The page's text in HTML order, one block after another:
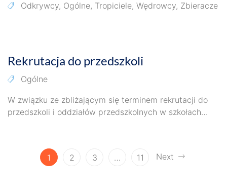
Odkrywcy, Ogólne, Tropiciele, Wędrowcy, Zbieracze
Rekrutacja do przedszkoli
Ogólne
W związku ze zbliżającym się terminem rekrutacji do
przedszkoli i oddziałów przedszkolnych w szkołach
1 2 3 … 11 Next